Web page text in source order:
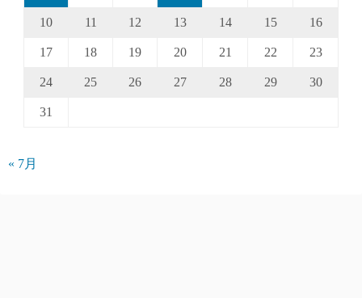
10 11 12 13 14 15 16
17 18 19 20 21 22 23
24 25 26 27 28 29 30
31
« 7月